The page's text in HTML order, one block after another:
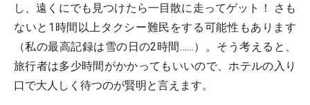
し、遠くにでも見つけたら一目散に走ってゲット！ さも
ないと1時間以上タクシー難民をする可能性もあります
（私の最高記録は雪の日の2時間……）。そう考えると、
旅行者は多少時間がかかってもいいので、ホテルの入り
口で大人しく待つのが賢明と言えます。